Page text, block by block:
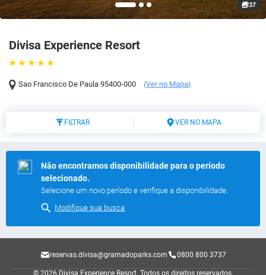
Divisa Experience Resort
Sao Francisco De Paula 95400-000 (Ver no Mapa)
37
FILTRAR VER NO MAPA
Não encontramos disponibilidade para o período
selecionado.
Selecione um novo período e verifique a disponibilidade.
Modifique sua busca
reservas.divisa@gramadoparks.com 0800 800 3737
© 2026 Divisa Experience Resort. Todos os direitos reservados.